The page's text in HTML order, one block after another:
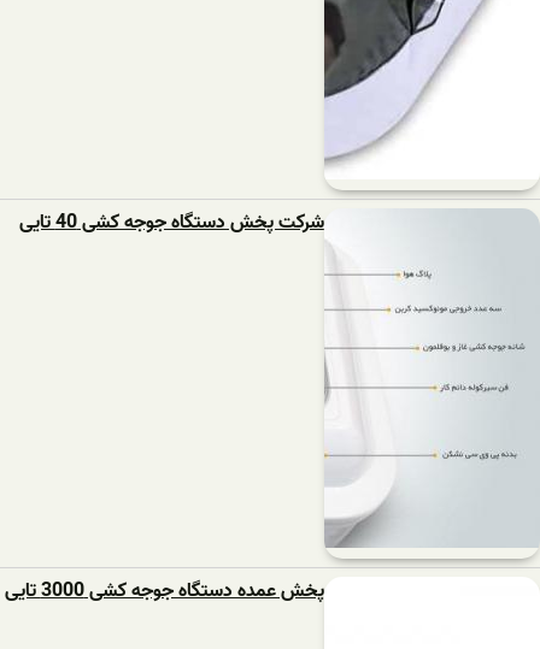
شرکت پخش دستگاه جوجه کشی 40 تایی
پخش عمده دستگاه جوجه کشی 3000 تایی